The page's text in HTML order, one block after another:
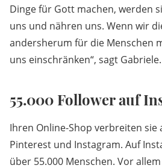
Dinge für Gott machen, werden
uns und nähren uns. Wenn wir
andersherum für die Menschen
uns einschränken“, sagt Gabriele.
55.000 Follower auf
Ihren Online-Shop verbreiten sie
Pinterest und Instagram. Auf
über 55.000 Menschen. Vor